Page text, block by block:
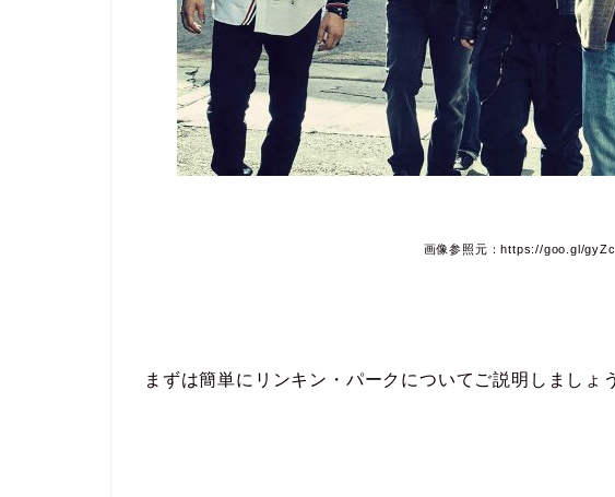
画像参照元：https://goo.gl/
まずは簡単にリンキン・パークについてご説明しましょ